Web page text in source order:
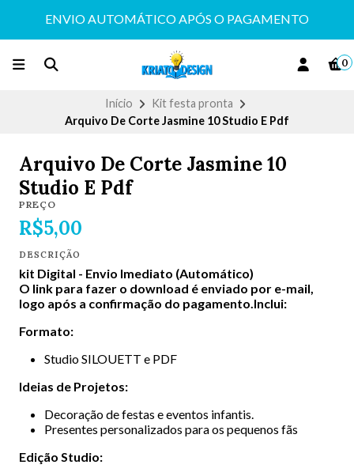
ENVIO AUTOMÁTICO APÓS O PAGAMENTO
0
Início
Kit festa pronta
Arquivo De Corte Jasmine 10 Studio E Pdf
Arquivo De Corte Jasmine 10
Studio E Pdf
PREÇO
R$5,00
DESCRIÇÃO
kit Digital - Envio Imediato (Automático)
O link para fazer o download é enviado por e-mail,
logo após a confirmação do pagamento.Inclui:
Formato:
Studio SILOUETT e PDF
Ideias de Projetos:
Decoração de festas e eventos infantis.
Presentes personalizados para os pequenos fãs
Edição Studio: